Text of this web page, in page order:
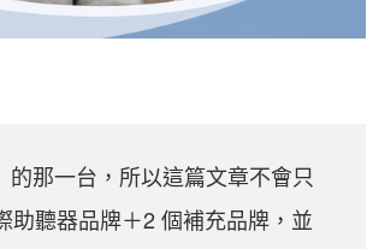
那一台，所以這篇文章不會只
助聽器品牌＋2 個補充品牌，並